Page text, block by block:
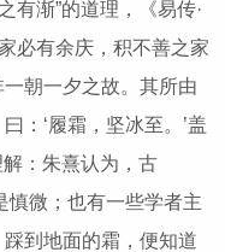
有渐”的道理，《易传·
必有余庆，积不善之家
朝一夕之故。其所由
：‘履霜，坚冰至。’盖
解：朱熹认为，古
慎微；也有一些学者主
到地面的霜，便知道